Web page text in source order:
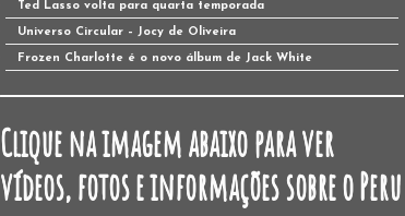
Ted Lasso volta para quarta temporada
Universo Circular – Jocy de Oliveira
Frozen Charlotte é o novo álbum de Jack White
Clique na imagem abaixo para ver
vídeos, fotos e informações sobre o Peru